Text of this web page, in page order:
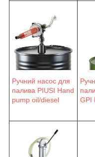
Ручний насос для
палива PIUSI Hand
pump oil/diesel
GPI